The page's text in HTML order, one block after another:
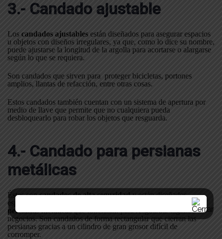
3.- Candado ajustable
Los candados ajustables están diseñados para asegurar espacios
u objetos con diseños irregulares, ya que, como lo dice su nombre,
puede ajustarse la longitud de la argolla para acortarse o alargarse
según lo que se requiera.
Son candados que sirven para proteger bicicletas, portones
amplios, llantas de refacción, entre otras cosas.
Estos candados también cuentan con un sistema de apertura por
medio de llave que permite que no cualquiera pueda
desbloquearlo para robar los objetos que resguarda.
4.- Candado para persianas
metálicas
Éstos soncandados de alta seguridady están diseñados
especialmente para resistir en los exteriores, ya que aseguran las
persianas metálicasque funcionan para resguardar algunos
negocios. Son candados de forma rectangular que cierran las
persianas gracias a un cilindro de gran grosor difícil de
corromper.